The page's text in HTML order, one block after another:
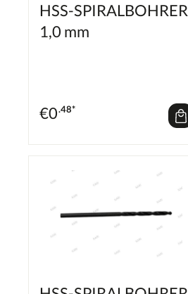
HSS-SPIRALBOHRER
1,0 mm
€0.48*